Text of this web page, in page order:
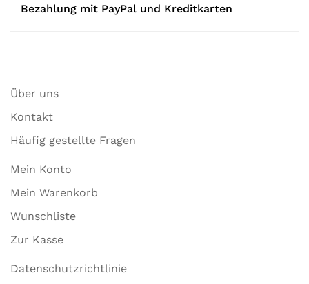
Bezahlung mit PayPal und Kreditkarten
Über uns
Kontakt
Häufig gestellte Fragen
Mein Konto
Mein Warenkorb
Wunschliste
Zur Kasse
Datenschutzrichtlinie